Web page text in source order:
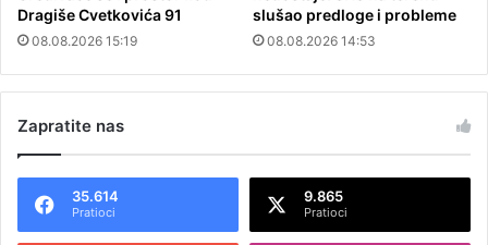
Dragiše Cvetkovića 91
08.08.2026 15:19
slušao predloge i probleme
08.08.2026 14:53
Zapratite nas
35.614
Pratioci
9.865
Pratioci